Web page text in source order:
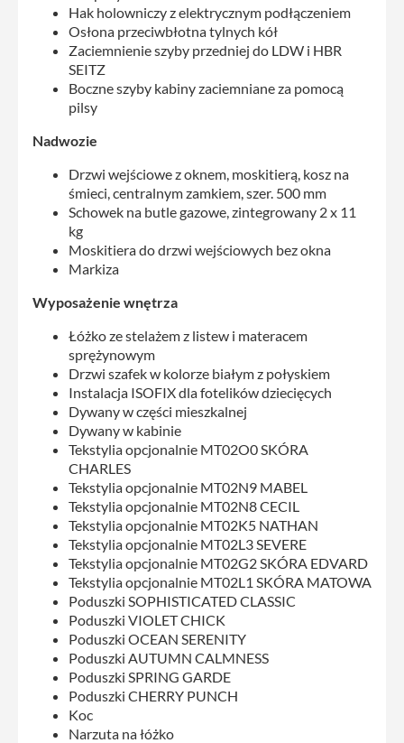
Hak holowniczy z elektrycznym podłączeniem
Osłona przeciwbłotna tylnych kół
Zaciemnienie szyby przedniej do LDW i HBR
SEITZ
Boczne szyby kabiny zaciemniane za pomocą
pilsy
Nadwozie
Drzwi wejściowe z oknem, moskitierą, kosz na
śmieci, centralnym zamkiem, szer. 500 mm
Schowek na butle gazowe, zintegrowany 2 x 11
kg
Moskitiera do drzwi wejściowych bez okna
Markiza
Wyposażenie wnętrza
Łóżko ze stelażem z listew i materacem
sprężynowym
Drzwi szafek w kolorze białym z połyskiem
Instalacja ISOFIX dla fotelików dziecięcych
Dywany w części mieszkalnej
Dywany w kabinie
Tekstylia opcjonalnie MT02O0 SKÓRA
CHARLES
Tekstylia opcjonalnie MT02N9 MABEL
Tekstylia opcjonalnie MT02N8 CECIL
Tekstylia opcjonalnie MT02K5 NATHAN
Tekstylia opcjonalnie MT02L3 SEVERE
Tekstylia opcjonalnie MT02G2 SKÓRA EDVARD
Tekstylia opcjonalnie MT02L1 SKÓRA MATOWA
Poduszki SOPHISTICATED CLASSIC
Poduszki VIOLET CHICK
Poduszki OCEAN SERENITY
Poduszki AUTUMN CALMNESS
Poduszki SPRING GARDE
Poduszki CHERRY PUNCH
Koc
Narzuta na łóżko